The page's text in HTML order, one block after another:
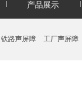
产品展示
铁路声屏障 工厂声屏障